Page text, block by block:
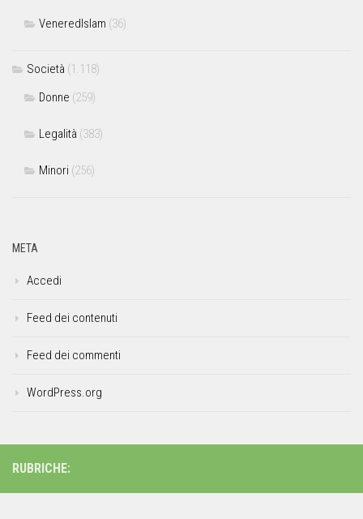
VeneredIslam (36)
Società (1.118)
Donne (259)
Legalità (383)
Minori (256)
META
Accedi
Feed dei contenuti
Feed dei commenti
WordPress.org
RUBRICHE: